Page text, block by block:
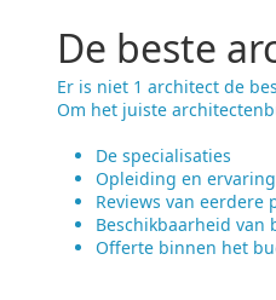
De beste
Er is niet 1 architect de
Om het juiste
De specialisaties
Opleiding en ervaring
Reviews van eerdere
Beschikbaarheid
Offerte binnen het